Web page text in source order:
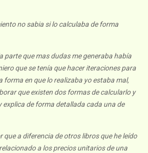
no sabia si lo calculaba de forma
parte que mas dudas me generaba había
que se tenía que hacer iteraciones para
forma en que lo realizaba yo estaba mal,
que existen dos formas de calcularlo y
explica de forma detallada cada una de
que a diferencia de otros libros que he leído
a los precios unitarios de una